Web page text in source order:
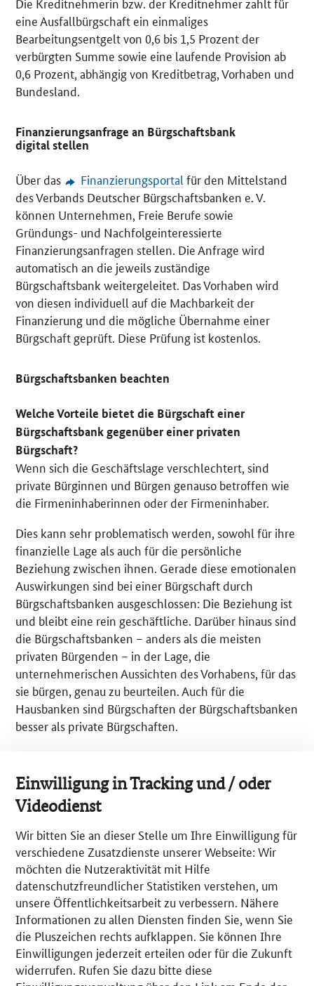
eine Ausfallbürgschaft ein einmaliges
Bearbeitungsentgelt von 0,6 bis 1,5 Prozent der
verbürgten Summe sowie eine laufende Provision ab
0,6 Prozent, abhängig von Kreditbetrag, Vorhaben und
Bundesland.
Finanzierungsanfrage an Bürgschaftsbank
digital stellen
Über das Finanzierungsportal für den Mittelstand
des Verbands Deutscher Bürgschaftsbanken e. V.
können Unternehmen, Freie Berufe sowie
Gründungs- und Nachfolgeinteressierte
Finanzierungsanfragen stellen. Die Anfrage wird
automatisch an die jeweils zuständige
Bürgschaftsbank weitergeleitet. Das Vorhaben wird
von diesen individuell auf die Machbarkeit der
Finanzierung und die mögliche Übernahme einer
Bürgschaft geprüft. Diese Prüfung ist kostenlos.
Bürgschaftsbanken beachten
Welche Vorteile bietet die Bürgschaft einer
Bürgschaftsbank gegenüber einer privaten
Bürgschaft?
Wenn sich die Geschäftslage verschlechtert, sind
private Bürginnen und Bürgen genauso betroffen wie
die Firmeninhaberinnen oder der Firmeninhaber.
Dies kann sehr problematisch werden, sowohl für ihre
finanzielle Lage als auch für die persönliche
Beziehung zwischen ihnen. Gerade diese emotionalen
Auswirkungen sind bei einer Bürgschaft durch
Bürgschaftsbanken ausgeschlossen: Die Beziehung ist
und bleibt eine rein geschäftliche. Darüber hinaus sind
die Bürgschaftsbanken – anders als die meisten
privaten Bürgenden – in der Lage, die
unternehmerischen Aussichten des Vorhabens, für das
sie bürgen, genau zu beurteilen. Auch für die
Hausbanken sind Bürgschaften der Bürgschaftsbanken
besser als private Bürgschaften.
Krisenlage so schnell wie möglich einen Kredit und
dafür eine Bürgschaft. Wie lange dauert das
Antragsverfahren für eine Bürgschaft?
Dies hängt von der Größenordnung und der
Komplexität des Vorhabens ab, für das der Kredit und
die Bürgschaft benötigt werden. Bei bestehenden
Betrieben und bei einer Unternehmensnachfolge ist
der Antrag in der Regel innerhalb von drei bis fünf
Wochen bearbeitet. Bei Existenzgründungen meist
innerhalb von zwei Wochen. Einige
Bürgschaftsbanken bieten auch Expressbürgschaften
an, bei denen die Bearbeitungszeit nur wenige Tage
Einwilligung in Tracking und / oder
Videodienst
Wir bitten Sie an dieser Stelle um Ihre Einwilligung für
verschiedene Zusatzdienste unserer Webseite: Wir
möchten die Nutzeraktivität mit Hilfe
datenschutzfreundlicher Statistiken verstehen, um
unsere Öffentlichkeitsarbeit zu verbessern. Nähere
Informationen zu allen Diensten finden Sie, wenn Sie
die Pluszeichen rechts aufklappen. Sie können Ihre
Einwilligungen jederzeit erteilen oder für die Zukunft
widerrufen. Rufen Sie dazu bitte diese